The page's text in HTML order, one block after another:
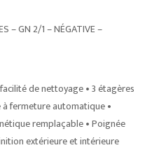
– GN 2/1 – NÉGATIVE –
de nettoyage • 3 étagères
fermeture automatique •
remplaçable • Poignée
extérieure et intérieure